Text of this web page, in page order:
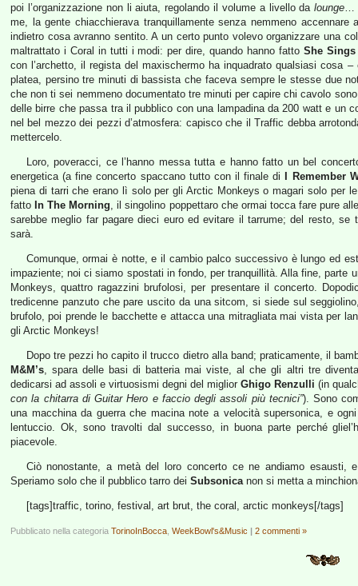
poi l’organizzazione non li aiuta, regolando il volume a livello dalounge…
me, la gente chiacchierava tranquillamente senza nemmeno
indietro cosa avranno sentito. A un certo punto volevo organizzare una
maltrattato i Coral in tutti i modi: per dire, quando hanno fatto She
con l’archetto, il regista del maxischermo ha inquadrato qualsiasi cosa
platea, persino tre minuti di bassista che faceva sempre le stesse due
che non ti sei nemmeno documentato tre minuti per capire chi cavolo
delle birre che passa tra il pubblico con una lampadina da 200 watt e un
nel bel mezzo dei pezzi d’atmosfera: capisco che il Traffic debba
mettercelo.
Loro, poveracci, ce l’hanno messa tutta e hanno fatto un bel
energetica (a fine concerto spaccano tutto con il finale di
I Remember
piena di tarri che erano lì solo per gli Arctic Monkeys o magari solo per
fatto In The Morning, il singolino poppettaro che ormai tocca fare pure
sarebbe meglio far pagare dieci euro ed evitare il tarrume; del resto,
sarà.
Comunque, ormai è notte, e il cambio palco successivo è lungo ed
impaziente; noi ci siamo spostati in fondo, per tranquillità. Alla fine, parte
Monkeys, quattro ragazzini brufolosi, per presentare il concerto.
tredicenne panzuto che pare uscito da una sitcom, si siede sul
brufolo, poi prende le bacchette e attacca una mitragliata mai vista per
gli Arctic Monkeys!
Dopo tre pezzi ho capito il trucco dietro alla band; praticamente, il
M&M’s, spara delle basi di batteria mai viste, al che gli altri tre
dedicarsi ad assoli e virtuosismi degni del migliorGhigo Renzulli (in
con la chitarra di Guitar Hero e faccio degli assoli più tecnici”). Sono
una macchina da guerra che macina note a velocità supersonica, e
lentuccio. Ok, sono travolti dal successo, in buona parte perché
piacevole.
Ciò nonostante, a metà del loro concerto ce ne andiamo
Speriamo solo che il pubblico tarro dei Subsonicanon si metta a
[tags]traffic, torino, festival, art brut, the coral, arctic monkeys[/tags]
Pubblicato nella categoria TorinoInBocca WeekBowl's&Music | 2 commenti »